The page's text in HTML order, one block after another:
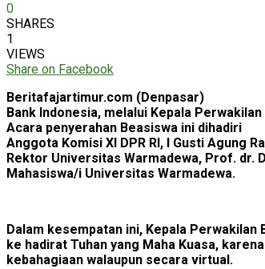
0
SHARES
1
VIEWS
Share on Facebook
Beritafajartimur.com (Denpasar)
Bank Indonesia, melalui Kepala
Acara penyerahan Beasiswa ini dihadiri
Anggota Komisi XI DPR RI, I Gusti Agung
Rektor Universitas Warmadewa, Prof. dr.
Mahasiswa/i Universitas Warmadewa.
Dalam kesempatan ini, Kepala
ke hadirat Tuhan yang Maha Kuasa,
kebahagiaan walaupun secara virtual.